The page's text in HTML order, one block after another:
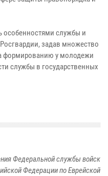
особенностями службы и
задав множество
формированию у молодежи
службы в государственных
Федеральной службы войск
Федерации по Еврейской